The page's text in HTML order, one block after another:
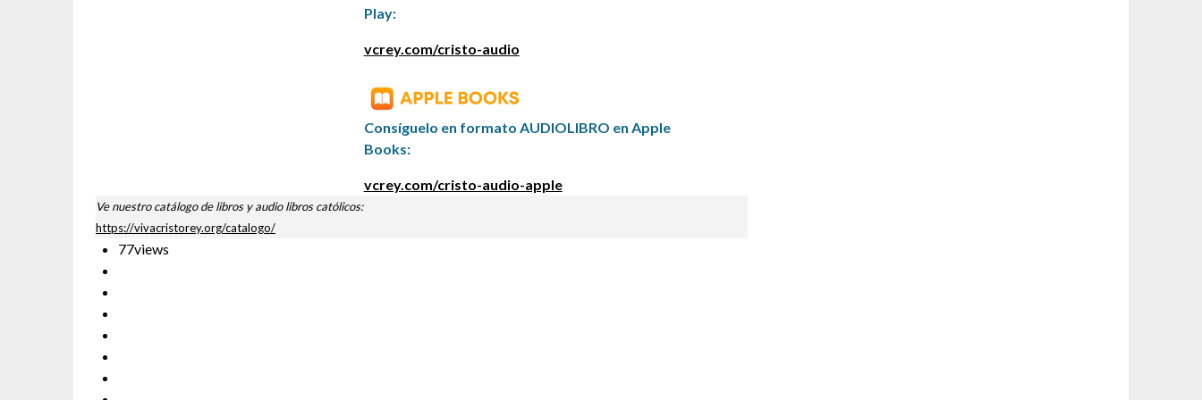
Play:
vcrey.com/cristo-audio
Consíguelo en formato AUDIOLIBRO en Apple
Books:
vcrey.com/cristo-audio-apple
Ve nuestro catálogo de libros y audio libros católicos:
https://vivacristorey.org/catalogo/
77views